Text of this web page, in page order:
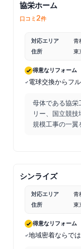
協栄ホーム
口コミ 2件
対応エリア
青
住所
東
得意なリフォーム
電球交換からフ
母体である協栄
リー、国立競
規模工事の一翼
シンライズ
対応エリア
青
住所
東
得意なリフォーム
地域密着ならで